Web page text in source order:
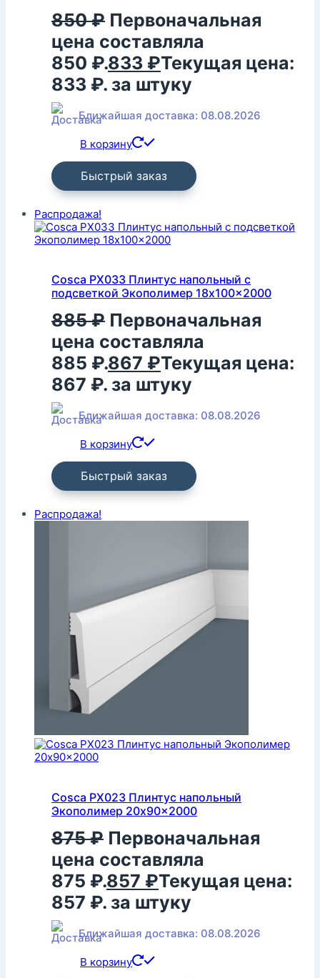
850₽ Первоначальная
цена составляла
850 ₽.833 ₽Текущая цена:
833 ₽. за штуку
Ближайшая доставка: 08.08.2026
В корзину
Быстрый заказ
Распродажа!
Cosca PX033 Плинтус напольный с
подсветкой Экополимер 18x100x2000
885₽ Первоначальная
цена составляла
885 ₽.867 ₽Текущая цена:
867 ₽. за штуку
Ближайшая доставка: 08.08.2026
В корзину
Быстрый заказ
Распродажа!
Cosca PX023 Плинтус напольный
Экополимер 20x90x2000
875₽ Первоначальная
цена составляла
875 ₽.857 ₽Текущая цена:
857 ₽. за штуку
Ближайшая доставка: 08.08.2026
В корзину